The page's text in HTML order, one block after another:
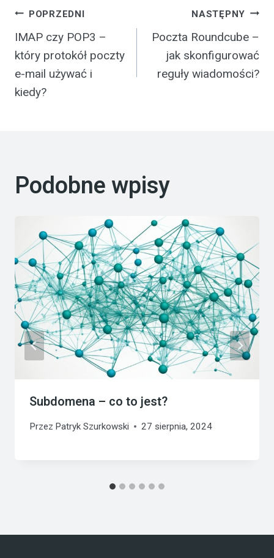
Nawigacja
wpisu
POPRZEDNI
IMAP czy POP3 –
który protokół poczty
e-mail używać i
kiedy?
NASTĘPNY
Poczta Roundcube –
jak skonfigurować
reguły wiadomości?
Podobne wpisy
Subdomena – co to jest?
Przez Patryk Szurkowski 27 sierpnia, 2024